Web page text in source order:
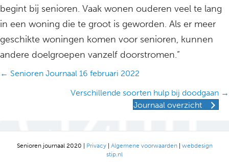
begint bij senioren. Vaak wonen ouderen veel te lang
in een woning die te groot is geworden. Als er meer
geschikte woningen komen voor senioren, kunnen
andere doelgroepen vanzelf doorstromen.”
Posts
← Senioren Journaal 16 februari 2022
Verschillende soorten hulp bij doodgaan →
Journaal overzicht
Senioren journaal 2020 | Privacy| Algemene voorwaarden| webdesign
stip.nl